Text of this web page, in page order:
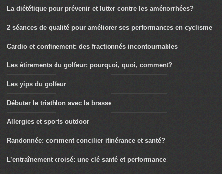
La diététique pour prévenir et lutter contre les aménorrhées?
2 séances de qualité pour améliorer ses performances en cyclisme
Cardio et confinement: des fractionnés incontournables
Les étirements du golfeur: pourquoi, quoi, comment?
Les yips du golfeur
Débuter le triathlon avec la brasse
Allergies et sports outdoor
Randonnée: comment concilier itinérance et santé?
L’entraînement croisé: une clé santé et performance!